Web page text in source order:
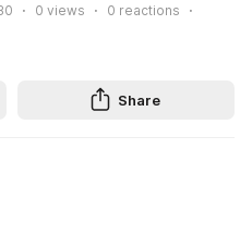
0 views 0 reactions
Share